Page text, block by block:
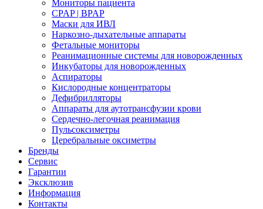
Мониторы пациента
CPAP | BPAP
Маски для ИВЛ
Наркозно-дыхательные аппараты
Фетальные мониторы
Реанимационные системы для новорожденных
Инкубаторы для новорожденных
Аспираторы
Кислородные концентраторы
Дефибрилляторы
Аппараты для аутотрансфузии крови
Сердечно-легочная реанимация
Пульсоксиметры
Церебральные оксиметры
Бренды
Сервис
Гарантии
Эксклюзив
Информация
Контакты